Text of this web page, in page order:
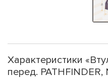
Характеристики
перед. PATHFINDER,